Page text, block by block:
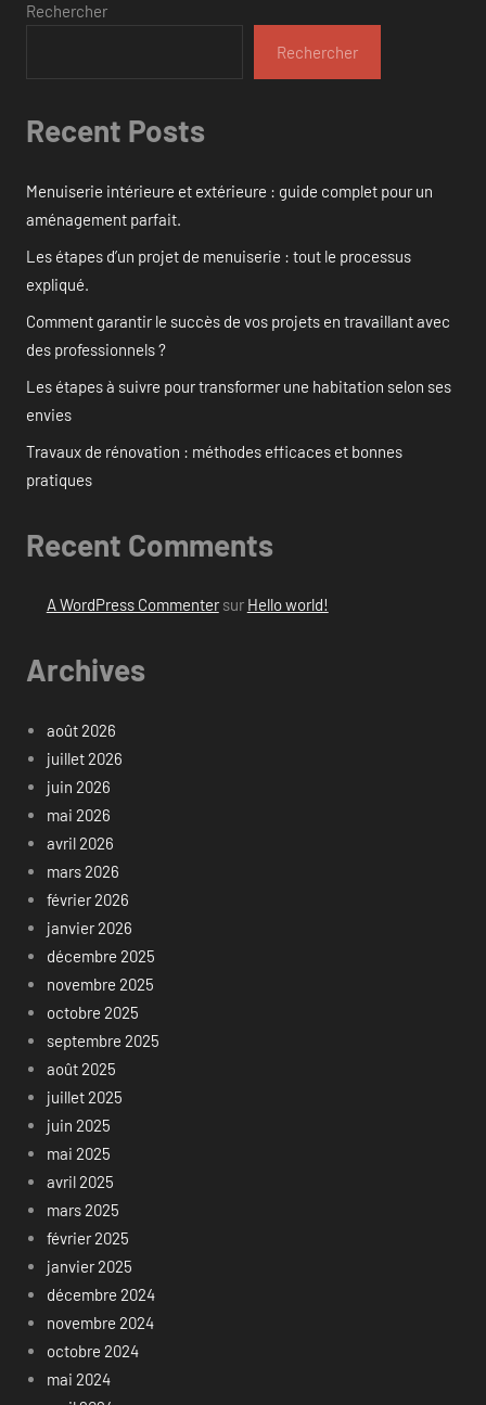
Rechercher
Rechercher
Recent Posts
Menuiserie intérieure et extérieure : guide complet pour un
aménagement parfait.
Les étapes d’un projet de menuiserie : tout le processus
expliqué.
Comment garantir le succès de vos projets en travaillant avec
des professionnels ?
Les étapes à suivre pour transformer une habitation selon ses
envies
Travaux de rénovation : méthodes efficaces et bonnes
pratiques
Recent Comments
A WordPress Commentersur Hello world!
Archives
août 2026
juillet 2026
juin 2026
mai 2026
avril 2026
mars 2026
février 2026
janvier 2026
décembre 2025
novembre 2025
octobre 2025
septembre 2025
août 2025
juillet 2025
juin 2025
mai 2025
avril 2025
mars 2025
février 2025
janvier 2025
décembre 2024
novembre 2024
octobre 2024
mai 2024